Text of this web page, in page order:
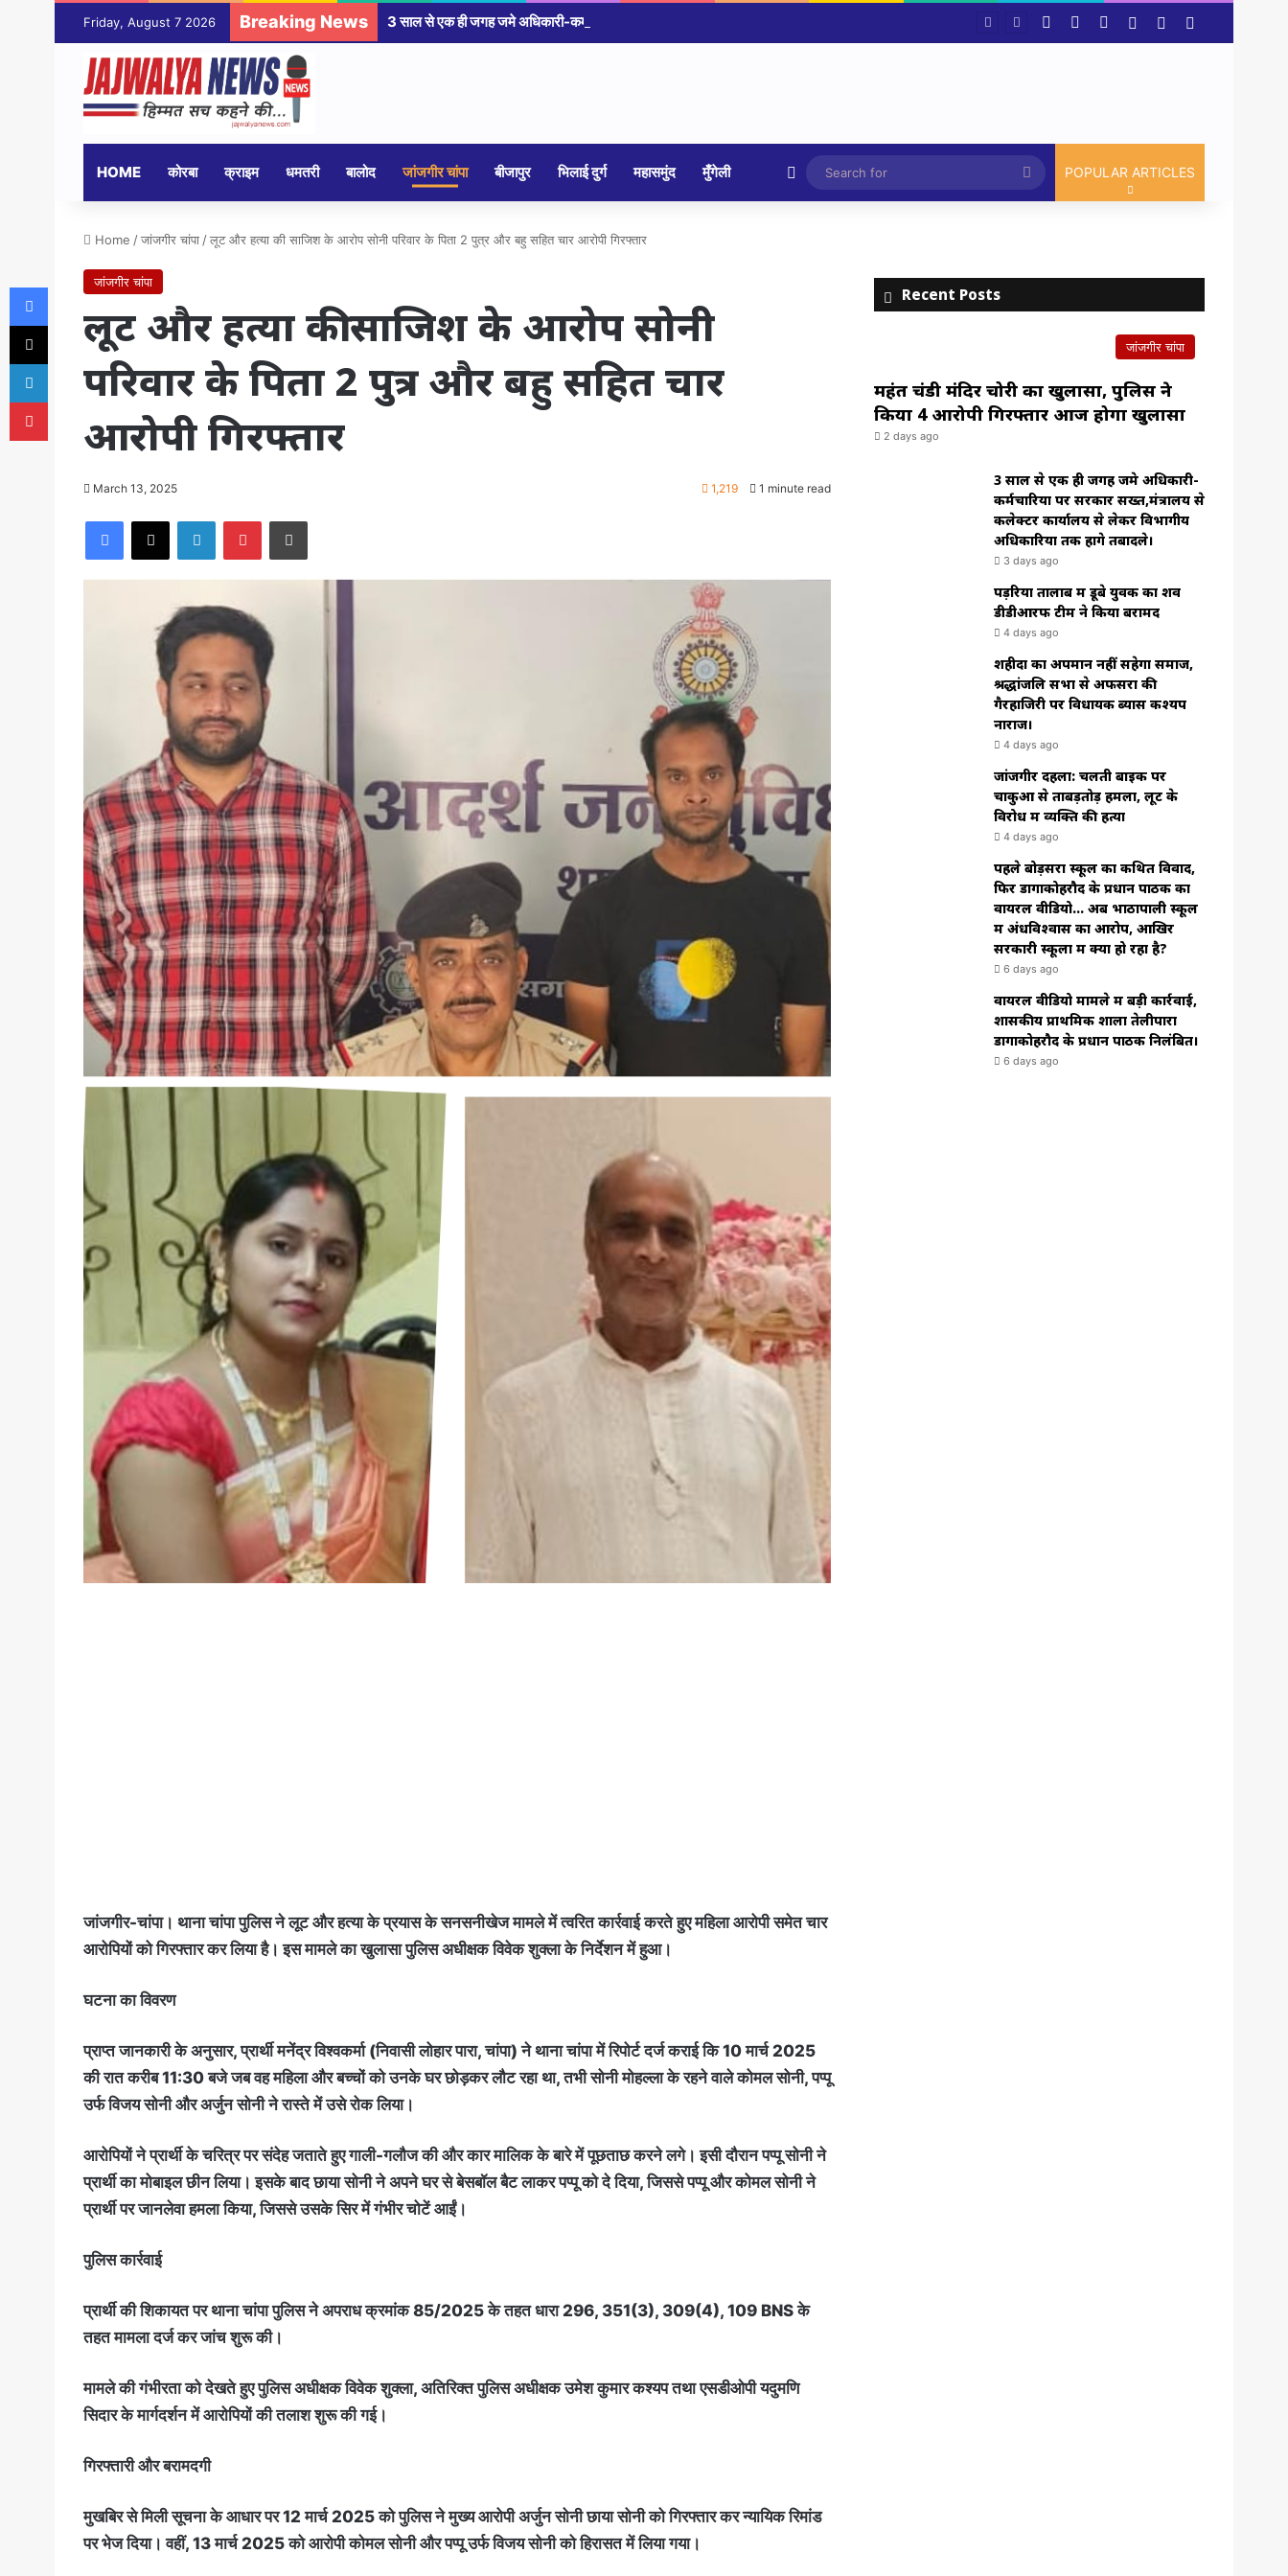
Friday, August 7 2026 Breaking News Facebook YouTube
Log InRandom Article
HOME कोरबा क्राइम धमतरी बालोद जांजगीर चांपा बीजापुर भिलाई दुर्ग महासमुंद मुँगेली Random Article
Search
for
POPULAR ARTICLES
Home /जांजगीर चांपा /लूट और हत्या की साजिश के आरोप सोनी परिवार के पिता 2 पुत्र और बहु सहित चार आरोपी गिरफ्तार
जांजगीर चांपा
लूट और हत्या की साजिश के आरोप सोनी
परिवार के पिता 2 पुत्र और बहु सहित चार
आरोपी गिरफ्तार
March 13, 2025 1,219 1 minute read
Facebook
X LinkedInPinterestPrint
जांजगीर-चांपा। थाना चांपा पुलिस ने लूट और हत्या के प्रयास के सनसनीखेज मामले में त्वरित कार्रवाई करते हुए महिला आरोपी समेत चार
आरोपियों को गिरफ्तार कर लिया है। इस मामले का खुलासा पुलिस अधीक्षक विवेक शुक्ला के निर्देशन में हुआ।
घटना का विवरण
प्राप्त जानकारी के अनुसार, प्रार्थी मनेंद्र विश्वकर्मा (निवासी लोहार पारा, चांपा) ने थाना चांपा में रिपोर्ट दर्ज कराई कि 10 मार्च 2025
की रात करीब 11:30 बजे जब वह महिला और बच्चों को उनके घर छोड़कर लौट रहा था, तभी सोनी मोहल्ला के रहने वाले कोमल सोनी, पप्पू
उर्फ विजय सोनी और अर्जुन सोनी ने रास्ते में उसे रोक लिया।
आरोपियों ने प्रार्थी के चरित्र पर संदेह जताते हुए गाली-गलौज की और कार मालिक के बारे में पूछताछ करने लगे। इसी दौरान पप्पू सोनी ने
प्रार्थी का मोबाइल छीन लिया। इसके बाद छाया सोनी ने अपने घर से बेसबॉल बैट लाकर पप्पू को दे दिया, जिससे पप्पू और कोमल सोनी ने
प्रार्थी पर जानलेवा हमला किया, जिससे उसके सिर में गंभीर चोटें आईं।
पुलिस कार्रवाई
प्रार्थी की शिकायत पर थाना चांपा पुलिस ने अपराध क्रमांक 85/2025 के तहत धारा 296, 351(3), 309(4), 109 BNS के
तहत मामला दर्ज कर जांच शुरू की।
मामले की गंभीरता को देखते हुए पुलिस अधीक्षक विवेक शुक्ला, अतिरिक्त पुलिस अधीक्षक उमेश कुमार कश्यप तथा एसडीओपी यदुमणि
सिदार के मार्गदर्शन में आरोपियों की तलाश शुरू की गई।
गिरफ्तारी और बरामदगी
मुखबिर से मिली सूचना के आधार पर 12 मार्च 2025 को पुलिस ने मुख्य आरोपी अर्जुन सोनी छाया सोनी को गिरफ्तार कर न्यायिक रिमांड
पर भेज दिया। वहीं, 13 मार्च 2025 को आरोपी कोमल सोनी और पप्पू उर्फ विजय सोनी को हिरासत में लिया गया।
Recent Posts
जांजगीर चांपा
महंत चंडी मंदिर चोरी का खुलासा, पुलिस ने
किया 4 आरोपी गिरफ्तार आज होगा खुलासा
2 days ago
3 साल से एक ही जगह जमे अधिकारी-
कर्मचारियों पर सरकार सख्त,मंत्रालय से
कलेक्टर कार्यालय से लेकर विभागीय
अधिकारियों तक होंगे तबादले।
3 days ago
पड़रिया तालाब में डूबे युवक का शव
डीडीआरफ टीम ने किया बरामद
4 days ago
शहीदों का अपमान नहीं सहेगा समाज,
श्रद्धांजलि सभा से अफसरों की
गैरहाजिरी पर विधायक ब्यास कश्यप
नाराज।
4 days ago
जांजगीर दहला: चलती बाइक पर
चाकुओं से ताबड़तोड़ हमला, लूट के
विरोध में व्यक्ति की हत्या
4 days ago
पहले बोड़सरा स्कूल का कथित विवाद,
फिर डोंगाकोहरौद के प्रधान पाठक का
वायरल वीडियो… अब भाठापाली स्कूल
में अंधविश्वास का आरोप, आखिर
सरकारी स्कूलों में क्या हो रहा है?
6 days ago
वायरल वीडियो मामले में बड़ी कार्रवाई,
शासकीय प्राथमिक शाला तेलीपारा
डोंगाकोहरौद के प्रधान पाठक निलंबित।
6 days ago
Facebook
X
LinkedIn
Pinterest